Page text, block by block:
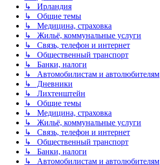
↳ Ирландия
↳ Общие темы
↳ Медицина, страховка
↳ Жильё, коммунальные услуги
↳ Связь, телефон и интернет
↳ Общественный транспорт
↳ Банки, налоги
↳ Автомобилистам и автолюбителям
↳ Дневники
↳ Лихтенштейн
↳ Общие темы
↳ Медицина, страховка
↳ Жильё, коммунальные услуги
↳ Связь, телефон и интернет
↳ Общественный транспорт
↳ Банки, налоги
↳ Автомобилистам и автолюбителям